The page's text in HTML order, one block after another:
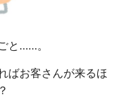
と……。
ばお客さんが来るほ